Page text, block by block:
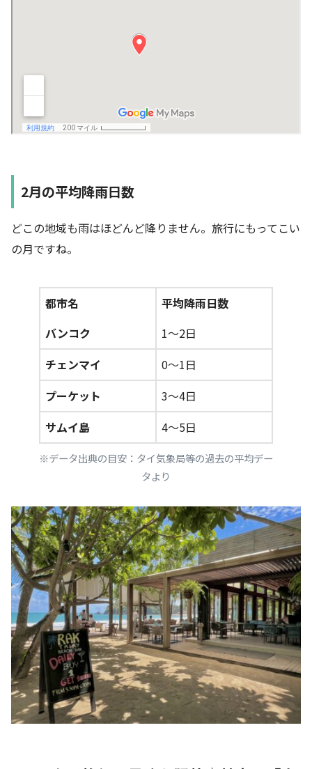
2月の平均降雨日数
どこの地域も雨はほどんど降りません。旅行にもってこい
の月ですね。
都市名
平均降雨日数
バンコク
1～2日
チェンマイ
0～1日
プーケット
3～4日
サムイ島
4～5日
※データ出典の目安：タイ気象局等の過去の平均デー
タより